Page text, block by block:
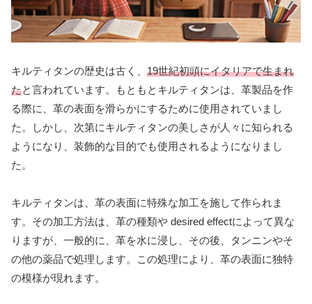
キルティタンの歴史は古く、 19世紀初頭にイタリアで生まれ
たと言われています。もともとキルティタンは、革製品を作
る際に、革の表面を滑らかにするために使用されていまし
た。しかし、次第にキルティタンの美しさが人々に知られる
ようになり、装飾的な目的でも使用されるようになりまし
た。
キルティタンは、革の表面に特殊な加工を施して作られま
す。その加工方法は、革の種類や desired effectによって異な
りますが、一般的に、革を水に浸し、その後、タンニンやそ
の他の薬品で処理します。この処理により、革の表面に独特
の模様が現れます。